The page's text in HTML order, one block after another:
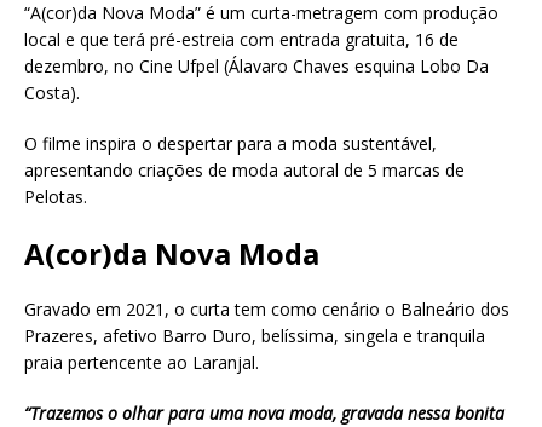
“A(cor)da Nova Moda” é um curta-metragem com produção
local e que terá pré-estreia com entrada gratuita, 16 de
dezembro, no Cine Ufpel (Álavaro Chaves esquina Lobo Da
Costa).
O filme inspira o despertar para a moda sustentável,
apresentando criações de moda autoral de 5 marcas de
Pelotas.
A(cor)da Nova Moda
Gravado em 2021, o curta tem como cenário o Balneário dos
Prazeres, afetivo Barro Duro, belíssima, singela e tranquila
praia pertencente ao Laranjal.
“Trazemos o olhar para uma nova moda, gravada nessa bonita